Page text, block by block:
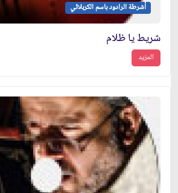
أشرطة الرادود باسم الكربلائي
شريط يا ظلام
المزيد